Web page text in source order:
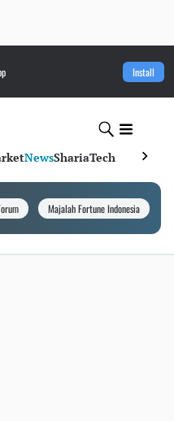
Install
NewsShariaTech
Majalah Fortune Indonesia